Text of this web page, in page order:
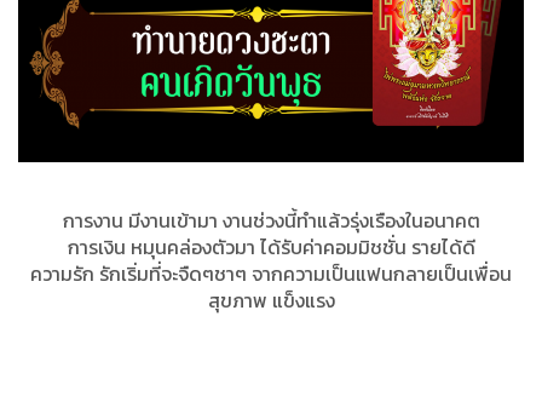
การงาน มีงานเข้ามา งานช่วงนี้ทำแล้วรุ่งเรืองในอนาคต
การเงิน หมุนคล่องตัวมา ได้รับค่าคอมมิชชั่น รายได้ดี
ความรัก รักเริ่มที่จะจืดๆชาๆ จากความเป็นแฟนกลายเป็นเพื่อน
สุขภาพ แข็งแรง